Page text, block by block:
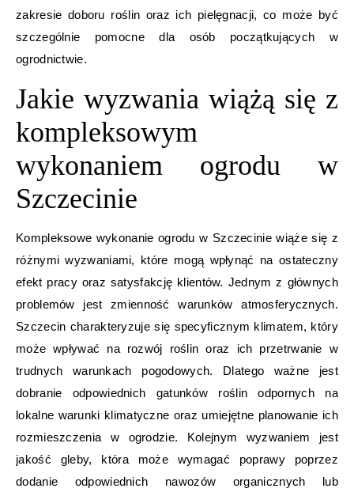
zakresie doboru roślin oraz ich pielęgnacji, co może być
szczególnie pomocne dla osób początkujących w
ogrodnictwie.
Jakie wyzwania wiążą się z
kompleksowym
wykonaniem ogrodu w
Szczecinie
Kompleksowe wykonanie ogrodu w Szczecinie wiąże się z
różnymi wyzwaniami, które mogą wpłynąć na ostateczny
efekt pracy oraz satysfakcję klientów. Jednym z głównych
problemów jest zmienność warunków atmosferycznych.
Szczecin charakteryzuje się specyficznym klimatem, który
może wpływać na rozwój roślin oraz ich przetrwanie w
trudnych warunkach pogodowych. Dlatego ważne jest
dobranie odpowiednich gatunków roślin odpornych na
lokalne warunki klimatyczne oraz umiejętne planowanie ich
rozmieszczenia w ogrodzie. Kolejnym wyzwaniem jest
jakość gleby, która może wymagać poprawy poprzez
dodanie odpowiednich nawozów organicznych lub